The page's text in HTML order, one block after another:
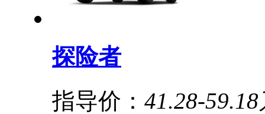
探险者
指导价： 41.28-59.18